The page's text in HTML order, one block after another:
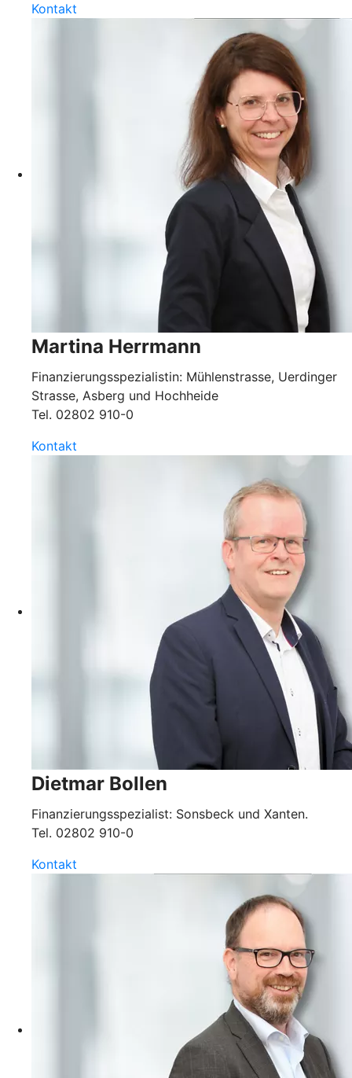
Kontakt
Martina Herrmann
Finanzierungsspezialistin: Mühlenstrasse, Uerdinger
Strasse, Asberg und Hochheide
Tel. 02802 910-0
Kontakt
Dietmar Bollen
Finanzierungsspezialist: Sonsbeck und Xanten.
Tel. 02802 910-0
Kontakt